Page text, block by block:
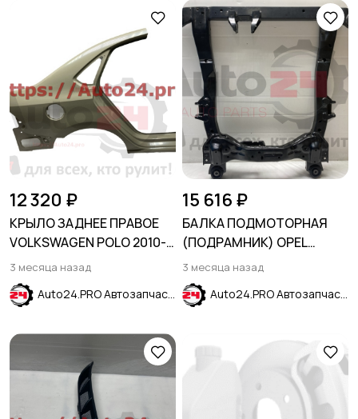
12 320 ₽
КРЫЛО ЗАДНЕЕ ПРАВОЕ
VOLKSWAGEN POLO 2010-
2020 (SDN RUS)
3 месяца назад
Auto24.PRO Автозапчасти
15 616 ₽
БАЛКА ПОДМОТОРНАЯ
(ПОДРАМНИК) OPEL
ASTRA J 2009-2017
3 месяца назад
Auto24.PRO Автозапчасти